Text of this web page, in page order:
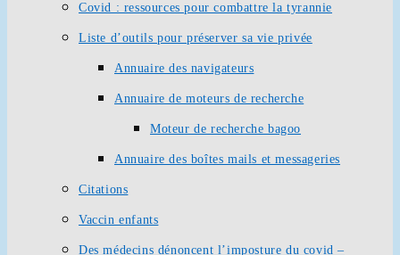
Covid : ressources pour combattre la tyrannie
Liste d’outils pour préserver sa vie privée
Annuaire des navigateurs
Annuaire de moteurs de recherche
Moteur de recherche bagoo
Annuaire des boîtes mails et messageries
Citations
Vaccin enfants
Des médecins dénoncent l’imposture du covid –